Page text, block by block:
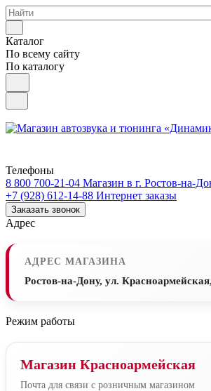
Каталог
По всему сайту
По каталогу
Телефоны
8 800 700-21-04 Магазин в г. Ростов-на-
+7 (928) 612-14-88 Интернет заказы
Заказать звонок
Адрес
АДРЕС МАГАЗИНА
Ростов-на-Дону, ул.
Режим работы
Магазин Красноармейская
Почта для связи с розничным магазином